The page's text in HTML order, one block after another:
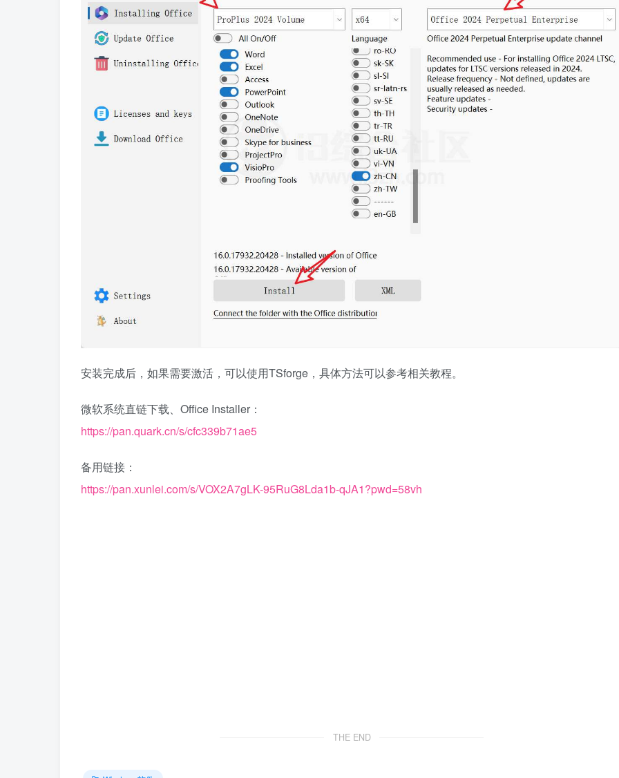
安装完成后，如果需要激活，可以使用TSforge，具体方法可以参考相关教程。
微软系统直链下载、Office Installer：
https://pan.quark.cn/s/cfc339b71ae5
备用链接：
https://pan.xunlei.com/s/VOX2A7gLK-95RuG8Lda1b-qJA1?pwd=58vh
THE END